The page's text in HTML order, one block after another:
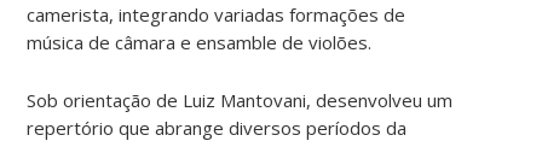
camerista, integrando variadas formações de
música de câmara e ensamble de violões.
Sob orientação de Luiz Mantovani, desenvolveu um
repertório que abrange diversos períodos da